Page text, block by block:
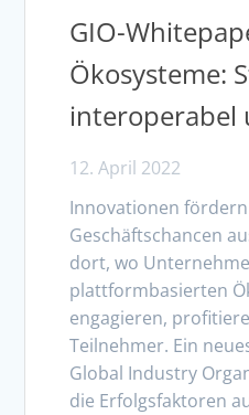
GIO-
Ökosysteme:
interoperabel
12. April 2022
Innovationen
Geschäftschancen
dort, wo
plattformbasierten
engagieren,
Teilnehmer. Ein
Global Industry
die Erfolgsfaktoren